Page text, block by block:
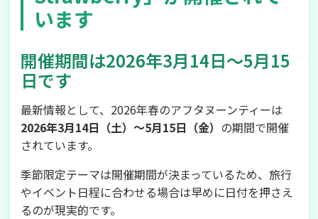
います
開催期間は2026年3月14日～5月15
日です
最新情報として、2026年春のアフタヌーンティーは
2026年3月14日（土）～5月15日（金） の期間で開催
されています。
季節限定テーマは開催期間が決まっているため、旅行
やイベント日程に合わせる場合は早めに日付を押さえ
るのが現実的です。